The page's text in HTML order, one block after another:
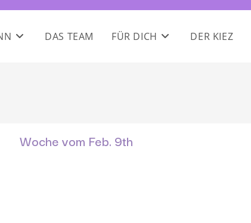
DAS TEAM FÜR DICH DER KIEZ
Woche vom Feb. 9th